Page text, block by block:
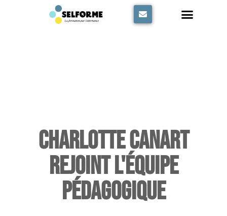
Charlotte CANART
rejoint l'équipe
pédagogique
Panneau de gestion des cookies